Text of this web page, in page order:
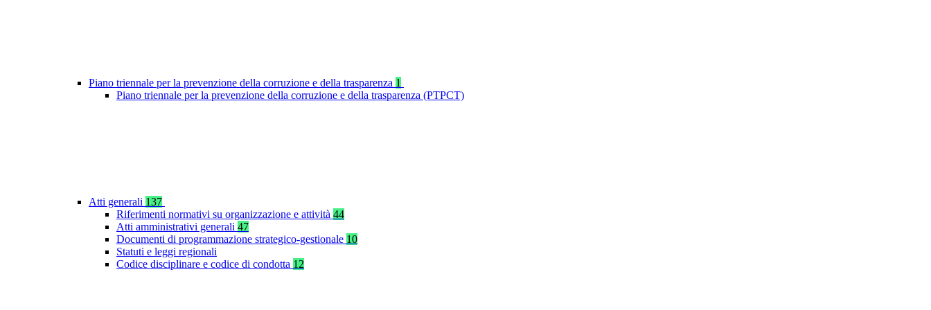
Piano triennale per la prevenzione della corruzione e della trasparenza 1
Piano triennale per la prevenzione della corruzione e della trasparenza (PTPCT)
Atti generali 137
Riferimenti normativi su organizzazione e attività 44
Atti amministrativi generali 47
Documenti di programmazione strategico-gestionale 10
Statuti e leggi regionali
Codice disciplinare e codice di condotta 12